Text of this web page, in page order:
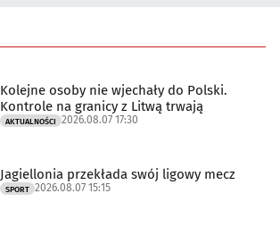
Kolejne osoby nie wjechały do Polski.
Kontrole na granicy z Litwą trwają
AKTUALNOŚCI 2026.08.07 17:30
Jagiellonia przekłada swój ligowy mecz
SPORT 2026.08.07 15:15